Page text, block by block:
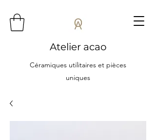
Atelier acao
Céramiques utilitaires et pièces
uniques